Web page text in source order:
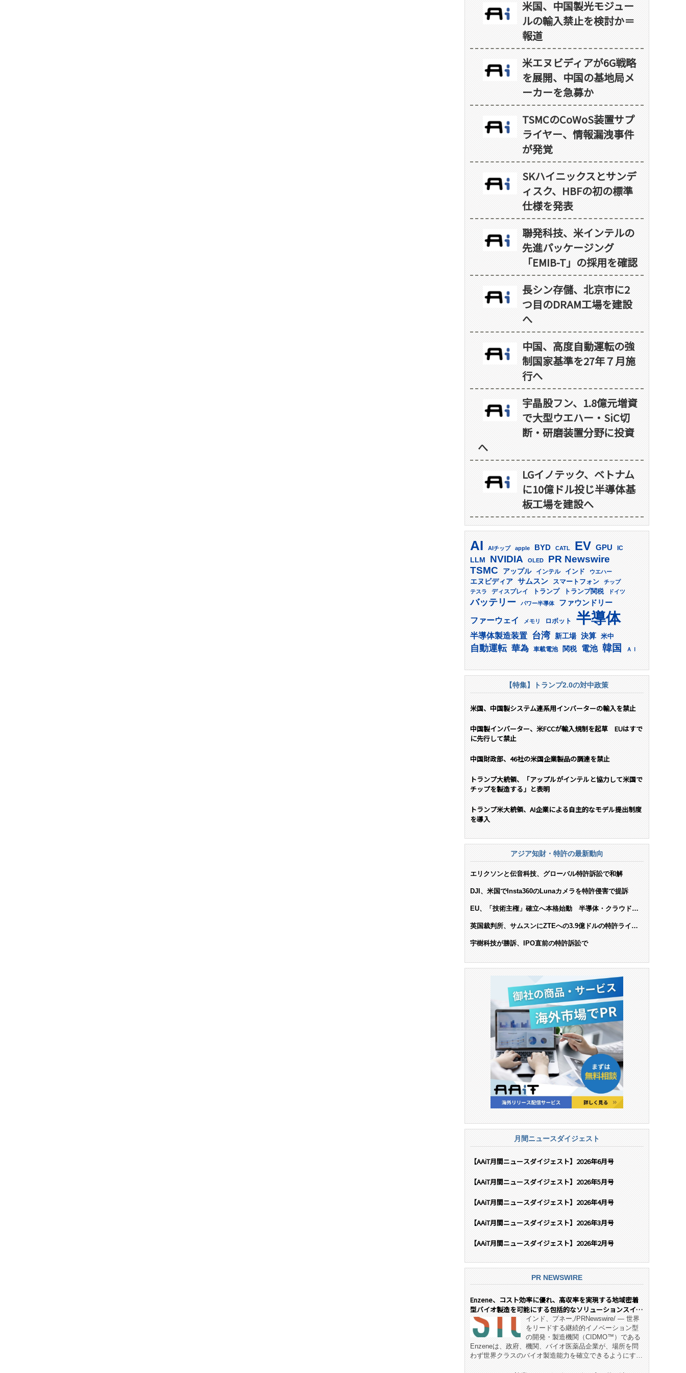
米国、中国製光モジュー
ルの輸入禁止を検討か＝
報道
米エヌビディアが6G戦略
を展開、中国の基地局メ
ーカーを急募か
TSMCのCoWoS装置サプ
ライヤー、情報漏洩事件
が発覚
SKハイニックスとサンデ
ィスク、HBFの初の標準
仕様を発表
聯発科技、米インテルの
先進パッケージング
「EMIB-T」の採用を確認
長シン存儲、北京市に2
つ目のDRAM工場を建設
へ
中国、高度自動運転の強
制国家基準を27年７月施
行へ
宇晶股フン、1.8億元増資
で大型ウエハー・SiC切
断・研磨装置分野に投資
へ
LGイノテック、ベトナム
に10億ドル投じ半導体基
板工場を建設へ
AI AIチップ apple BYD CATL EV GPU IC
LLM NVIDIA OLED PR Newswire
TSMC アップル インテル インド ウエハー
エヌビディア サムスン スマートフォン
チップ
テスラ
ディスプレイ トランプ トランプ関税 ドイツ
バッテリー パワー半導体 ファウンドリー
ファーウェイ メモリ ロボット 半導体
半導体製造装置 台湾 新工場 決算 米中
自動運転 華為 車載電池 関税 電池 韓国 ＡＩ
【特集】トランプ2.0の対中政策
米国、中国製システム連系用インバーターの輸入を禁止
中国製インバーター、米FCCが輸入規制を起草 EUはすで
に先行して禁止
中国財政部、46社の米国企業製品の調達を禁止
トランプ大統領、「アップルがインテルと協力して米国で
チップを製造する」と表明
トランプ米大統領、AI企業による自主的なモデル提出制度
を導入
アジア知財・特許の最新動向
エリクソンと伝音科技、グローバル特許訴訟で和解
DJI、米国でInsta360のLunaカメラを特許侵害で提訴
EU、「技術主権」確立へ本格始動 半導体・クラウド・
英国裁判所、サムスンにZTEへの3.9億ドルの特許ライセ
宇樹科技が勝訴、IPO直前の特許訴訟で
月間ニュースダイジェスト
【AAiT月間ニュースダイジェスト】2026年6月号
【AAiT月間ニュースダイジェスト】2026年5月号
【AAiT月間ニュースダイジェスト】2026年4月号
【AAiT月間ニュースダイジェスト】2026年3月号
【AAiT月間ニュースダイジェスト】2026年2月号
PR NEWSWIRE
Enzene、コスト効率に優れ、高収率を実現する地域密着
型バイオ製造を可能にする包括的なソリューションスイー
ト「NeX™」 をリリースインド、プネー,/PRNewswire/ — 世界
をリードする継続的イノベーション型
の開発・製造機関（CIDMO™）である
Enzeneは、政府、機関、バイオ医薬品企業が、場所を問
わず世界クラスのバイオ製造能力を確立できるようにす